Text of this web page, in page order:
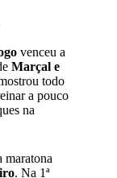
venceu a
Marçal e
todo
a pouco
na
maratona
. Na 1ª